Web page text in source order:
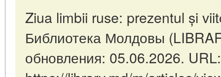
Ziua limbii ruse: prezentul și
Библиотека Молдовы
обновления: 05.06.2026. URL: